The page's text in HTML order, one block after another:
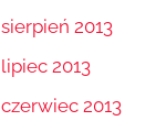
sierpień 2013
lipiec 2013
czerwiec 2013